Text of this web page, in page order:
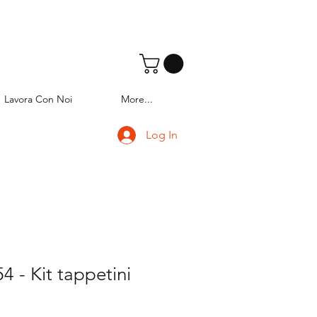
Lavora Con Noi More...
Log In
- Kit tappetini